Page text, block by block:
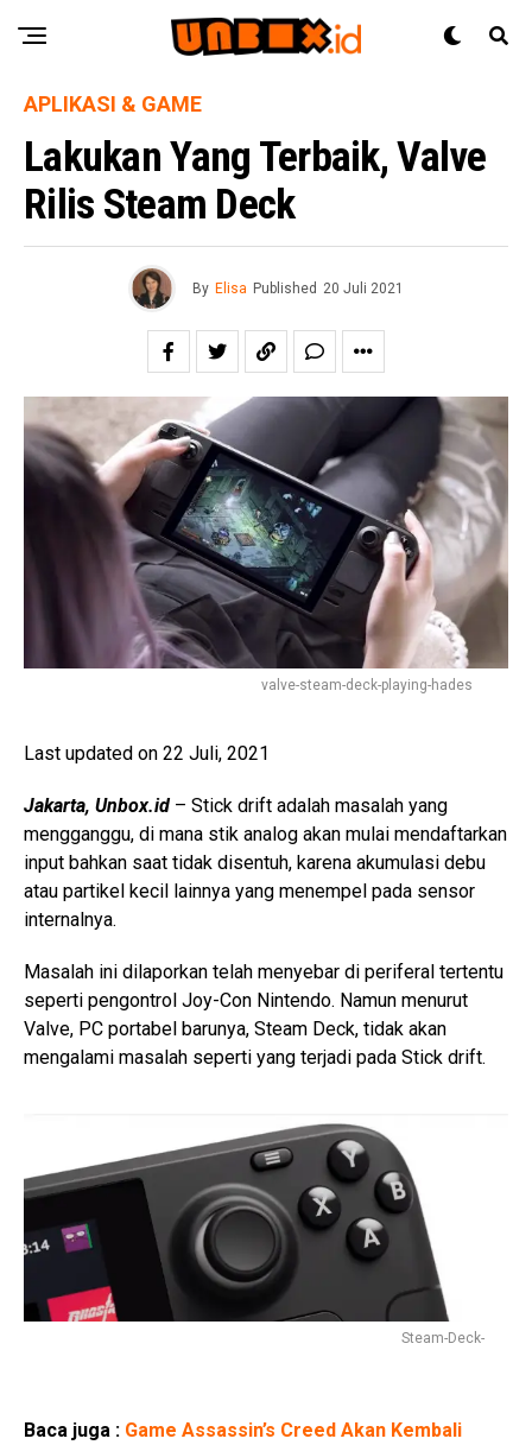
APLIKASI & GAME
Lakukan Yang Terbaik, Valve
Rilis Steam Deck
By Elisa Published 20 Juli 2021
valve-steam-deck-playing-hades
Last updated on 22 Juli, 2021
Jakarta, Unbox.id – Stick drift adalah masalah yang
mengganggu, di mana stik analog akan mulai mendaftarkan
input bahkan saat tidak disentuh, karena akumulasi debu
atau partikel kecil lainnya yang menempel pada sensor
internalnya.
Masalah ini dilaporkan telah menyebar di periferal tertentu
seperti pengontrol Joy-Con Nintendo. Namun menurut
Valve, PC portabel barunya, Steam Deck, tidak akan
mengalami masalah seperti yang terjadi pada Stick drift.
Steam-Deck-
Baca juga : Game Assassin’s Creed Akan Kembali